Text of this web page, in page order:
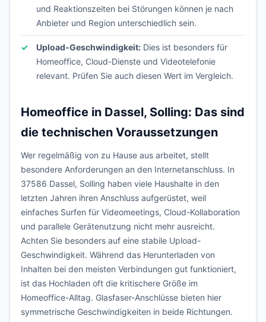
und Reaktionszeiten bei Störungen können je nach
Anbieter und Region unterschiedlich sein.
Upload-Geschwindigkeit: Dies ist besonders für
Homeoffice, Cloud-Dienste und Videotelefonie
relevant. Prüfen Sie auch diesen Wert im Vergleich.
Homeoffice in Dassel, Solling: Das sind
die technischen Voraussetzungen
Wer regelmäßig von zu Hause aus arbeitet, stellt
besondere Anforderungen an den Internetanschluss. In
37586 Dassel, Solling haben viele Haushalte in den
letzten Jahren ihren Anschluss aufgerüstet, weil
einfaches Surfen für Videomeetings, Cloud-Kollaboration
und parallele Gerätenutzung nicht mehr ausreicht.
Achten Sie besonders auf eine stabile Upload-
Geschwindigkeit. Während das Herunterladen von
Inhalten bei den meisten Verbindungen gut funktioniert,
ist das Hochladen oft die kritischere Größe im
Homeoffice-Alltag. Glasfaser-Anschlüsse bieten hier
symmetrische Geschwindigkeiten in beide Richtungen.